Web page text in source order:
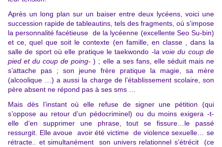
Après un long plan sur un baiser entre deux lycéens, voici une
succession rapide de tableautins, tels des fragments, où s’impose
la personnalité facétieuse de la lycéenne (excellente Seo Su-bin)
et ce, quel que soit le contexte (en famille, en classe , dans la
salle de sport où elle pratique le taekwondo -la voie du coup de
pied et du coup de poing- ) ; elle a ses fans, elle séduit mais ne
s’attache pas ; son jeune frère pratique la magie, sa mère
(alcoolique …) a aussi la charge de l’établissement scolaire, son
père absent ne répond pas à ses sms …
Mais dès l’instant où elle refuse de signer une pétition (qui
s’oppose au retour d’un pédocriminel) ou du moins exigera -t-
elle d’en supprimer une phrase, tout se fissure…le passé
ressurgit. Elle avoue avoir été victime de violence sexuelle… se
rétracte.. et simultanément son univers relationnel s’étrécit (ce